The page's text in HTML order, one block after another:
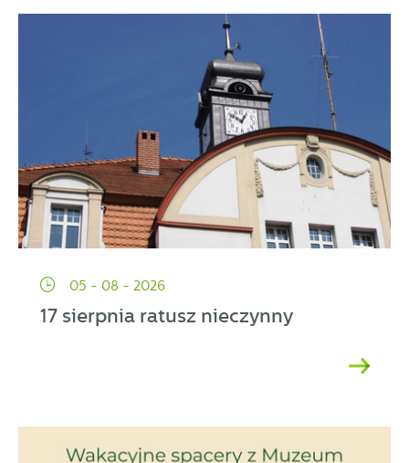
05 - 08 - 2026
17 sierpnia ratusz nieczynny